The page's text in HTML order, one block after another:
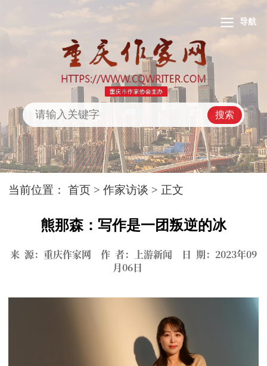
导航
搜索
当前位置：首页 >作家访谈 > 正文
熊那森：写作是一团叛逆的冰
来 源：重庆作家网 作 者：上游新闻 日 期：2023年09
月06日